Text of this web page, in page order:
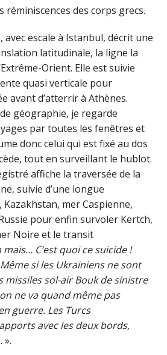
réminiscences des corps grecs.
avec escale à Istanbul, décrit une
latitudinale, la ligne la
Orient. Elle est suivie
quasi verticale pour
avant d’atterrir à Athènes.
géographie, je regarde
par toutes les fenêtres et
donc celui qui est fixé au dos
tout en surveillant le hublot.
affiche la traversée de la
suivie d’une longue
mer Caspienne,
pour enfin survoler Kertch,
Noire et le transit
mais… C’est quoi ce suicide !
si les Ukrainiens ne sont
missiles sol-air Bouk de sinistre
ne va quand même pas
guerre. Les Turcs
avec les deux bords,
».